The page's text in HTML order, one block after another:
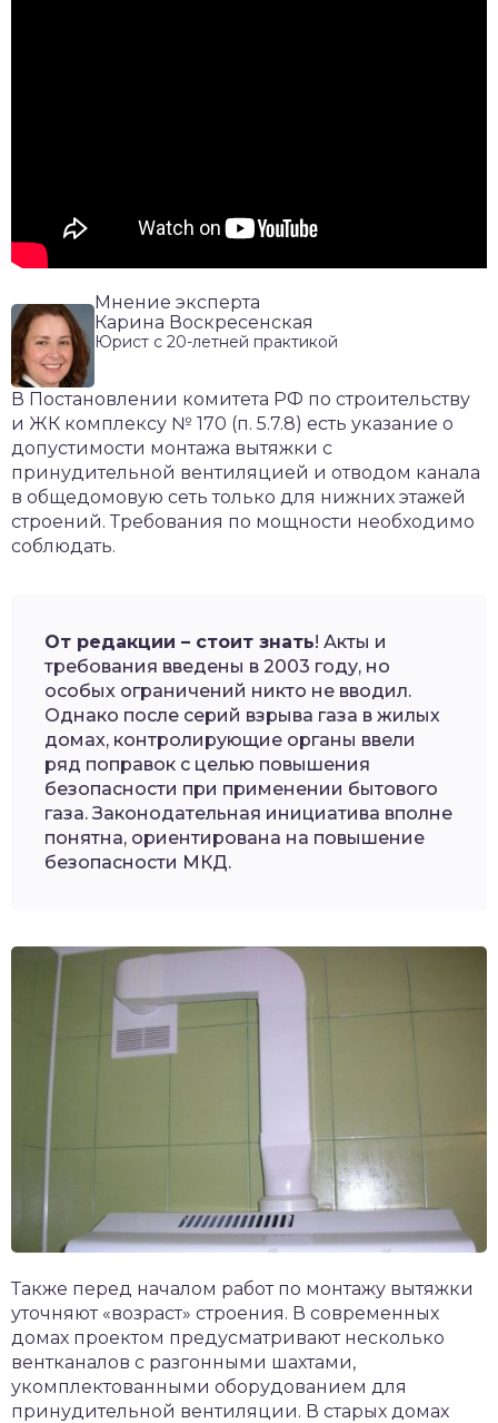
Мнение эксперта
Карина Воскресенская
Юрист с 20-летней практикой
В Постановлении комитета РФ по строительству
и ЖК комплексу № 170 (п. 5.7.8) есть указание о
допустимости монтажа вытяжки с
принудительной вентиляцией и отводом канала
в общедомовую сеть только для нижних этажей
строений. Требования по мощности необходимо
соблюдать.
От редакции – стоит знать! Акты и
требования введены в 2003 году, но
особых ограничений никто не вводил.
Однако после серий взрыва газа в жилых
домах, контролирующие органы ввели
ряд поправок с целью повышения
безопасности при применении бытового
газа. Законодательная инициатива вполне
понятна, ориентирована на повышение
безопасности МКД.
Также перед началом работ по монтажу вытяжки
уточняют «возраст» строения. В современных
домах проектом предусматривают несколько
вентканалов с разгонными шахтами,
укомплектованными оборудованием для
принудительной вентиляции. В старых домах